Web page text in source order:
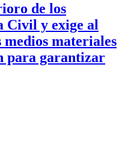
de los
Civil y exige al
materiales
para garantizar